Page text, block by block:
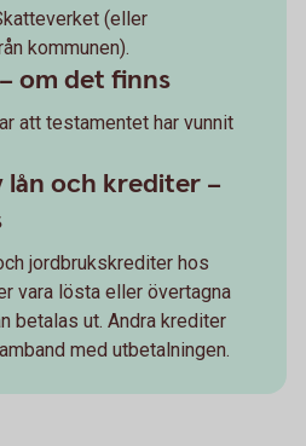
(eller
kommunen).
om det finns
att testamentet har vunnit
lån och krediter –
jordbrukskrediter hos
vara lösta eller övertagna
betalas ut. Andra krediter
med utbetalningen.